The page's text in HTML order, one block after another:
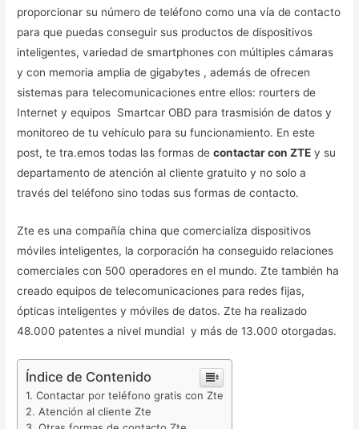
proporcionar su número de teléfono como una vía de contacto
para que puedas conseguir sus productos de dispositivos
inteligentes, variedad de smartphones con múltiples cámaras
y con memoria amplia de gigabytes , además de ofrecen
sistemas para telecomunicaciones entre ellos: rourters de
Internet y equipos Smartcar OBD para trasmisión de datos y
monitoreo de tu vehículo para su funcionamiento. En este
post, te tra.emos todas las formas decontactar con ZTE y su
departamento de atención al cliente gratuito y no solo a
través del teléfono sino todas sus formas de contacto.
Zte es una compañía china que comercializa dispositivos
móviles inteligentes, la corporación ha conseguido relaciones
comerciales con 500 operadores en el mundo. Zte también ha
creado equipos de telecomunicaciones para redes fijas,
ópticas inteligentes y móviles de datos. Zte ha realizado
48.000 patentes a nivel mundial y más de 13.000 otorgadas.
Índice de Contenido
Contactar por teléfono gratis con Zte
Atención al cliente Zte